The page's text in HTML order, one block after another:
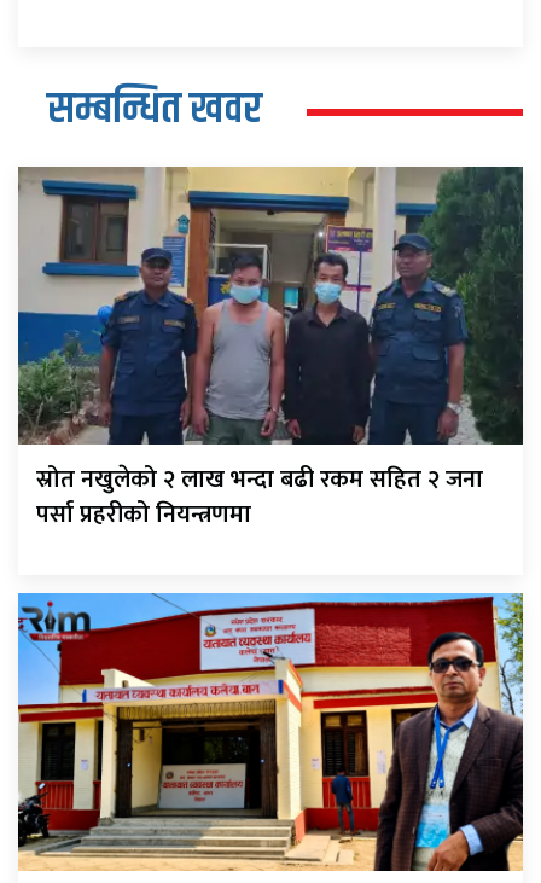
सम्बन्धित खवर
स्रोत नखुलेको २ लाख भन्दा बढी रकम सहित २ जना
पर्सा प्रहरीको नियन्त्रणमा